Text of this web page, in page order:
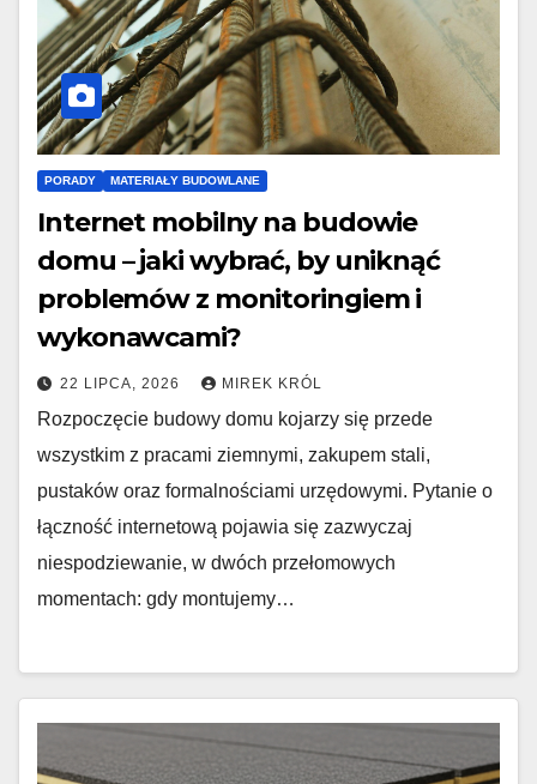
PORADY MATERIAŁY BUDOWLANE
Internet mobilny na budowie
domu – jaki wybrać, by uniknąć
problemów z monitoringiem i
wykonawcami?
22 LIPCA, 2026 MIREK KRÓL
Rozpoczęcie budowy domu kojarzy się przede
wszystkim z pracami ziemnymi, zakupem stali,
pustaków oraz formalnościami urzędowymi. Pytanie o
łączność internetową pojawia się zazwyczaj
niespodziewanie, w dwóch przełomowych
momentach: gdy montujemy…